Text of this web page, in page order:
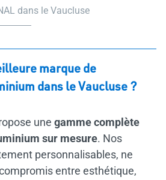
dans le Vaucluse
marque de
dans le Vaucluse ?
une gamme complète
sur mesure. Nos
personnalisables, ne
entre esthétique,